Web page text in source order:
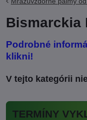
Bismarckia
Podrobné
klikni!
TERMÍNY